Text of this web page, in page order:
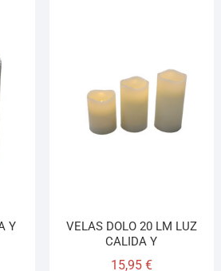
Y
VELAS DOLO 20 LM LUZ
CALIDA Y
15,95 €
de Ferretería El Arroyo.
y te ayudo a encontrarlo,
exacto